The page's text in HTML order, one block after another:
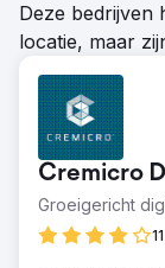
Deze bedrijven
locatie, maar
Cremicro
Groeigericht